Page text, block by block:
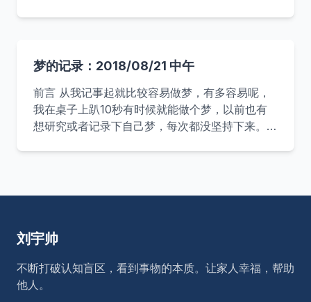
自己的写作能力，提升在一些需要文字沟通环境里
的沟通能力。 提升技术水平 站内博客主要会以技
术为主，而我要想把某一个技术方面的知识描述清
楚，我自己就必须保证自己对该技术有比较深入的
了解才行。 记录各种问题和坑 在平常的开发过程
梦的记录：2018/08/21 中午
前言 从我记事起就比较容易做梦，有多容易呢，
我在桌子上趴10秒有时候就能做个梦，以前也有
想研究或者记录下自己梦，每次都没坚持下来。这
梦的时间地点 梦的日期：2018/08/21，大约时间
在上课、梦里的教室人比较多、课本也比较多，推
测应该是初中或高中的时候。 人物：梦里的人物
没有比较清晰的特征，感觉好像是中学时期好多同
学的形象交杂着，有个男同学感觉跟我比较亲近，
刘宇帅
不断打破认知盲区，看到事物的本质。让家人幸福，帮助
他人。